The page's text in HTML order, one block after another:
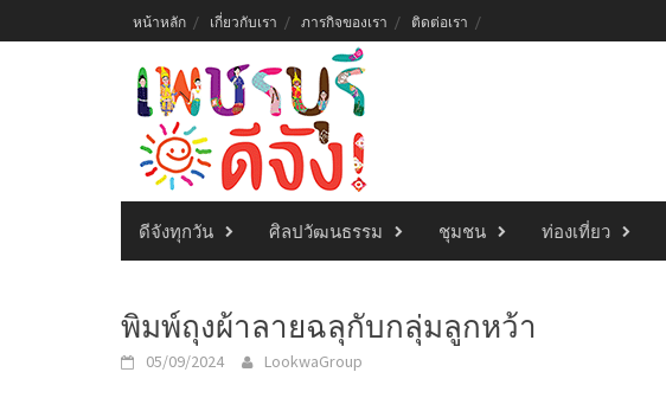
to
หน้าหลัก เกี่ยวกับเรา ภารกิจของเรา ติดต่อเรา
ดีจังทุกวัน ศิลปวัฒนธรรม ชุมชน ท่องเที่ยว
พิมพ์ถุงผ้าลายฉลุกับกลุ่มลูกหว้า
05/09/2024 LookwaGroup